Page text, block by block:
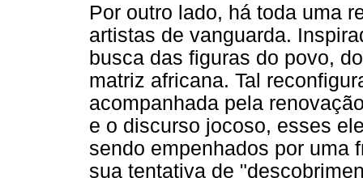
Por outro lado, há toda uma
artistas de vanguarda.
busca das figuras do povo,
matriz africana. Tal
acompanhada pela
e o discurso jocoso, esses
sendo empenhados por uma
sua tentativa de